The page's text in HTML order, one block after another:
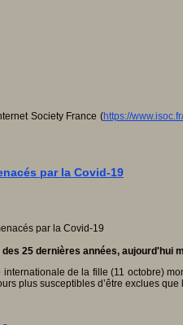
Society France (https://www.isoc.fr/
par la Covid-19
25 dernières années, aujourd'hui
de la fille (11 octobre)
plus susceptibles d’être exclues